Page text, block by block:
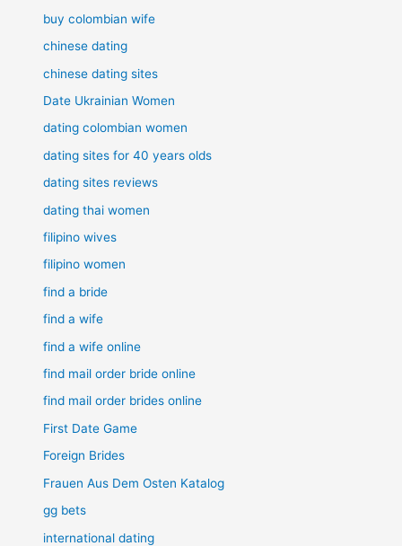
buy colombian wife
chinese dating
chinese dating sites
Date Ukrainian Women
dating colombian women
dating sites for 40 years olds
dating sites reviews
dating thai women
filipino wives
filipino women
find a bride
find a wife
find a wife online
find mail order bride online
find mail order brides online
First Date Game
Foreign Brides
Frauen Aus Dem Osten Katalog
gg bets
international dating